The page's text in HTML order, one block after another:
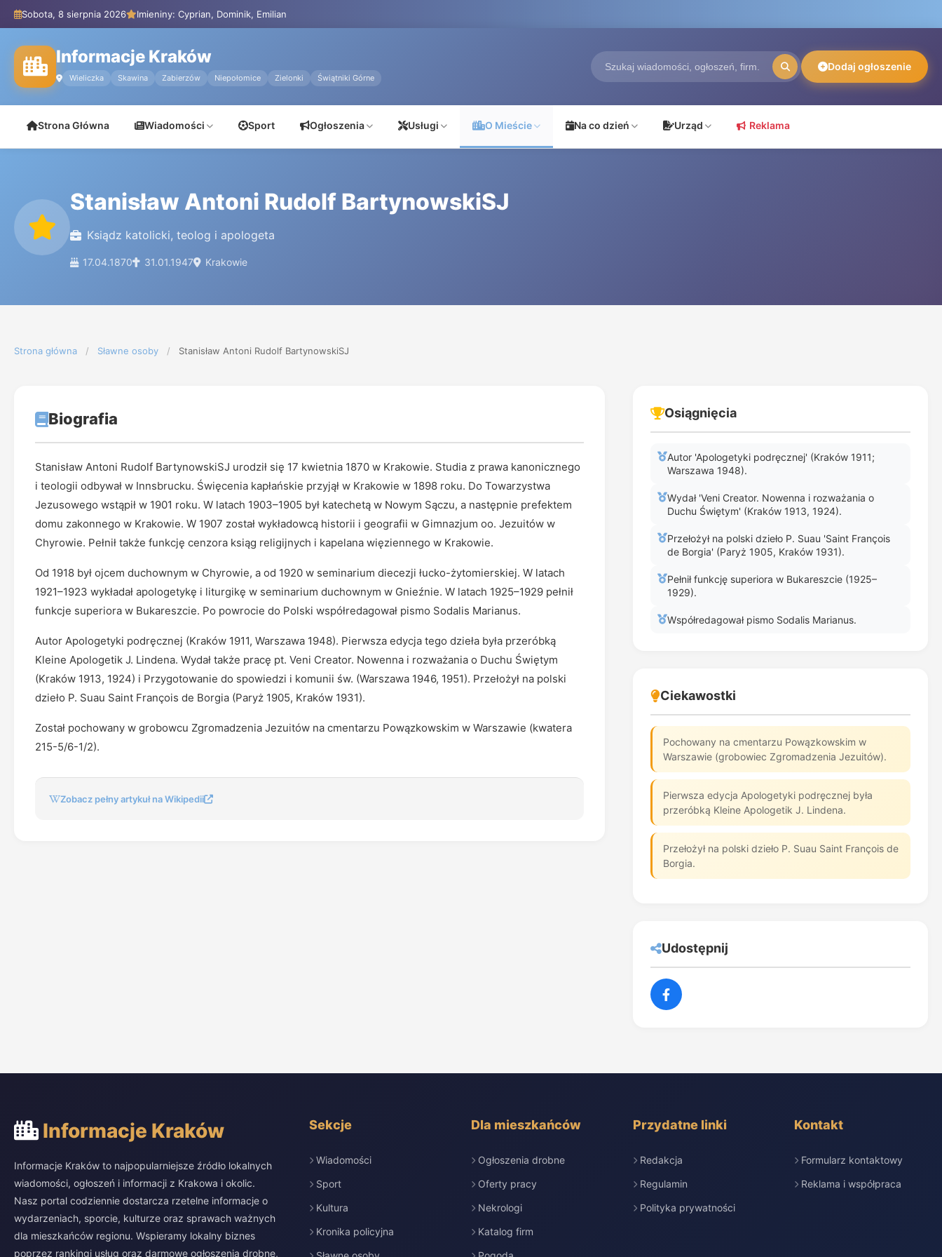
Sobota, 8 sierpnia 2026 Imieniny: Cyprian, Dominik, Emilian
Informacje Kraków
Wieliczka Skawina Zabierzów Niepołomice Zielonki Świątniki Górne
Dodaj ogłoszenie
Strona Główna Wiadomości Sport Ogłoszenia Usługi O Mieście Na co dzień Urząd Reklama
Stanisław Antoni Rudolf BartynowskiSJ
Ksiądz katolicki, teolog i apologeta
17.04.1870 31.01.1947 Krakowie
Strona główna / Sławne osoby / Stanisław Antoni Rudolf BartynowskiSJ
Biografia
Stanisław Antoni Rudolf BartynowskiSJ urodził się 17 kwietnia 1870 w Krakowie. Studia z prawa kanonicznego
i teologii odbywał w Innsbrucku. Święcenia kapłańskie przyjął w Krakowie w 1898 roku. Do Towarzystwa
Jezusowego wstąpił w 1901 roku. W latach 1903–1905 był katechetą w Nowym Sączu, a następnie prefektem
domu zakonnego w Krakowie. W 1907 został wykładowcą historii i geografii w Gimnazjum oo. Jezuitów w
Chyrowie. Pełnił także funkcję cenzora ksiąg religijnych i kapelana więziennego w Krakowie.
Od 1918 był ojcem duchownym w Chyrowie, a od 1920 w seminarium diecezji łucko-żytomierskiej. W latach
1921–1923 wykładał apologetykę i liturgikę w seminarium duchownym w Gnieźnie. W latach 1925–1929 pełnił
funkcje superiora w Bukareszcie. Po powrocie do Polski współredagował pismo Sodalis Marianus.
Autor Apologetyki podręcznej (Kraków 1911, Warszawa 1948). Pierwsza edycja tego dzieła była przeróbką
Kleine Apologetik J. Lindena. Wydał także pracę pt. Veni Creator. Nowenna i rozważania o Duchu Świętym
(Kraków 1913, 1924) i Przygotowanie do spowiedzi i komunii św. (Warszawa 1946, 1951). Przełożył na polski
dzieło P. Suau Saint François de Borgia (Paryż 1905, Kraków 1931).
Został pochowany w grobowcu Zgromadzenia Jezuitów na cmentarzu Powązkowskim w Warszawie (kwatera
215-5/6-1/2).
Zobacz pełny artykuł na Wikipedii
Osiągnięcia
Autor 'Apologetyki podręcznej' (Kraków 1911;
Warszawa 1948).
Wydał 'Veni Creator. Nowenna i rozważania o
Duchu Świętym' (Kraków 1913, 1924).
Przełożył na polski dzieło P. Suau 'Saint François
de Borgia' (Paryż 1905, Kraków 1931).
Pełnił funkcję superiora w Bukareszcie (1925–
1929).
Współredagował pismo Sodalis Marianus.
Ciekawostki
Pochowany na cmentarzu Powązkowskim w
Warszawie (grobowiec Zgromadzenia Jezuitów).
Pierwsza edycja Apologetyki podręcznej była
przeróbką Kleine Apologetik J. Lindena.
Przełożył na polski dzieło P. Suau Saint François de
Borgia.
Udostępnij
Informacje Kraków
Informacje Kraków to najpopularniejsze źródło lokalnych
wiadomości, ogłoszeń i informacji z Krakowa i okolic.
Nasz portal codziennie dostarcza rzetelne informacje o
wydarzeniach, sporcie, kulturze oraz sprawach ważnych
dla mieszkańców regionu. Wspieramy lokalny biznes
poprzez rankingi usług oraz darmowe ogłoszenia drobne,
Sekcje
Wiadomości
Sport
Kultura
Kronika policyjna
Dla mieszkańców
Ogłoszenia drobne
Oferty pracy
Nekrologi
Katalog firm
Przydatne linki
Redakcja
Regulamin
Polityka prywatności
Kontakt
Formularz kontaktowy
Reklama i współpraca